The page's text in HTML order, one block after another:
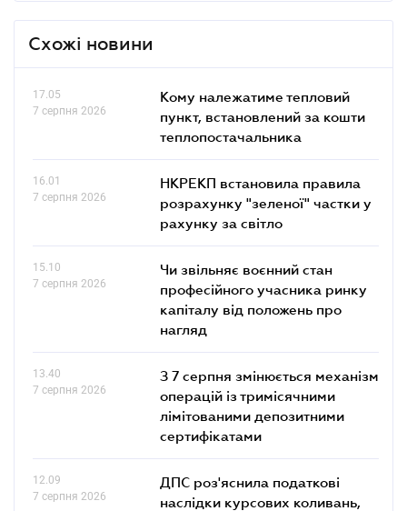
Схожі новини
17.05
7 серпня 2026
Кому належатиме тепловий
пункт, встановлений за кошти
теплопостачальника
16.01
7 серпня 2026
НКРЕКП встановила правила
розрахунку "зеленої" частки у
рахунку за світло
15.10
7 серпня 2026
Чи звільняє воєнний стан
професійного учасника ринку
капіталу від положень про
нагляд
13.40
7 серпня 2026
З 7 серпня змінюється механізм
операцій із тримісячними
лімітованими депозитними
сертифікатами
12.09
7 серпня 2026
ДПС роз'яснила податкові
наслідки курсових коливань,